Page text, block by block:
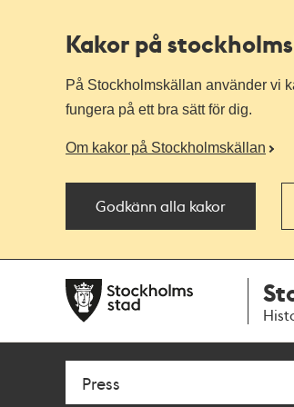
Kakor på
På Stockholmskällan använder vi
fungera på ett bra sätt för dig.
Om kakor på Stockholmskällan
Godkänn alla kakor
navigationen
huvudinnehållet
Sök